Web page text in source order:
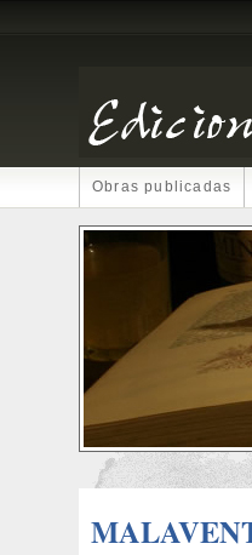
Obras publicadas